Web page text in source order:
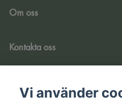
Om oss
Kontakta oss
Vi använder